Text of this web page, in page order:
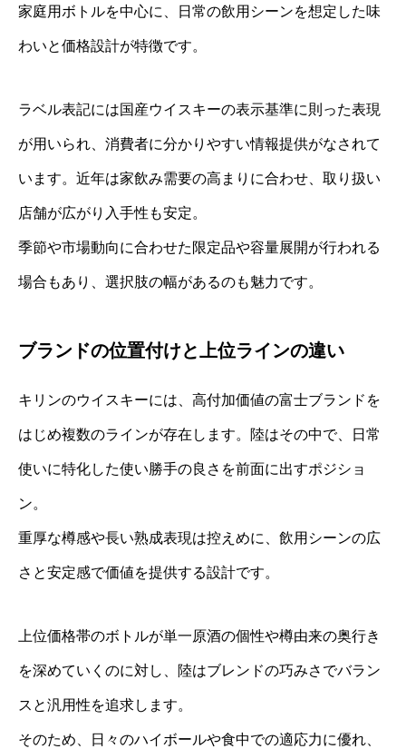
家庭用ボトルを中心に、日常の飲用シーンを想定した味
わいと価格設計が特徴です。
ラベル表記には国産ウイスキーの表示基準に則った表現
が用いられ、消費者に分かりやすい情報提供がなされて
います。近年は家飲み需要の高まりに合わせ、取り扱い
店舗が広がり入手性も安定。
季節や市場動向に合わせた限定品や容量展開が行われる
場合もあり、選択肢の幅があるのも魅力です。
ブランドの位置付けと上位ラインの違い
キリンのウイスキーには、高付加価値の富士ブランドを
はじめ複数のラインが存在します。陸はその中で、日常
使いに特化した使い勝手の良さを前面に出すポジショ
ン。
重厚な樽感や長い熟成表現は控えめに、飲用シーンの広
さと安定感で価値を提供する設計です。
上位価格帯のボトルが単一原酒の個性や樽由来の奥行き
を深めていくのに対し、陸はブレンドの巧みさでバラン
スと汎用性を追求します。
そのため、日々のハイボールや食中での適応力に優れ、